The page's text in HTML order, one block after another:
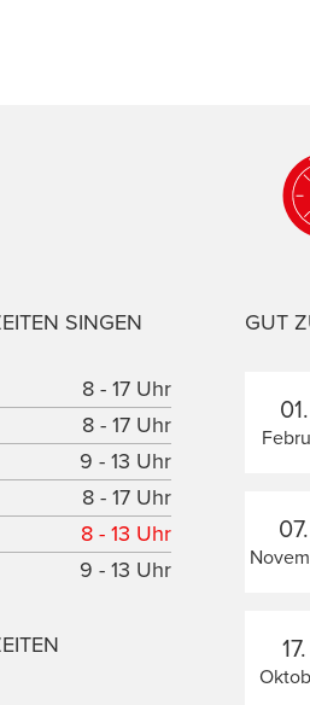
SINGEN
8 - 17 Uhr
8 - 17 Uhr
9 - 13 Uhr
8 - 17 Uhr
8 - 13 Uhr
9 - 13 Uhr
GUT
01.
07.
17.